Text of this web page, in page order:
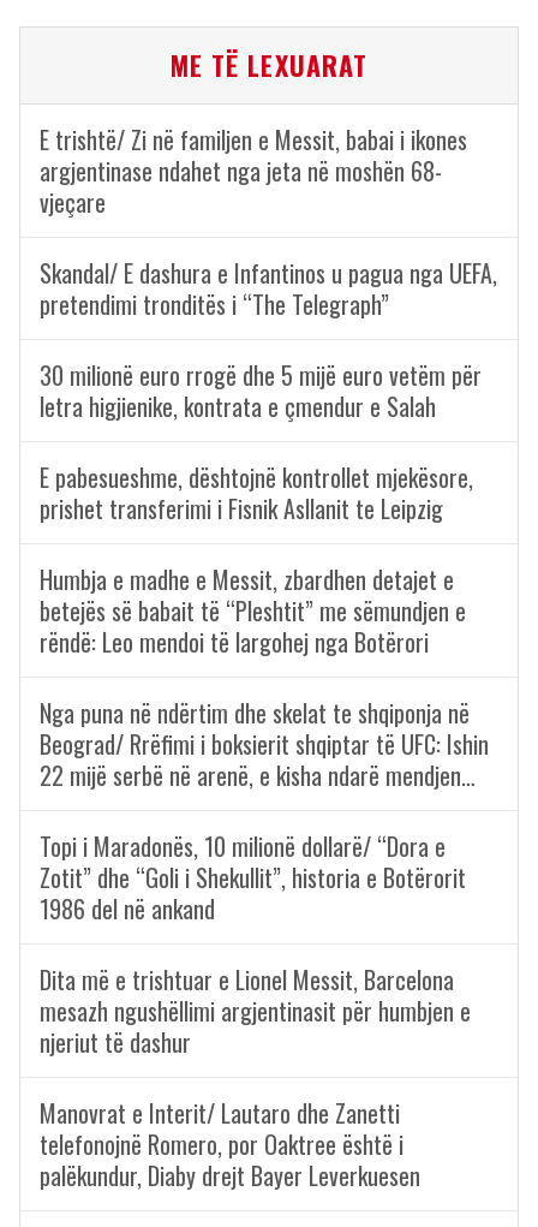
ME TË LEXUARAT
E trishtë/ Zi në familjen e Messit, babai i ikones
argjentinase ndahet nga jeta në moshën 68-
vjeçare
Skandal/ E dashura e Infantinos u pagua nga UEFA,
pretendimi tronditës i “The Telegraph”
30 milionë euro rrogë dhe 5 mijë euro vetëm për
letra higjienike, kontrata e çmendur e Salah
E pabesueshme, dështojnë kontrollet mjekësore,
prishet transferimi i Fisnik Asllanit te Leipzig
Humbja e madhe e Messit, zbardhen detajet e
betejës së babait të “Pleshtit” me sëmundjen e
rëndë: Leo mendoi të largohej nga Botërori
Nga puna në ndërtim dhe skelat te shqiponja në
Beograd/ Rrëfimi i boksierit shqiptar të UFC: Ishin
22 mijë serbë në arenë, e kisha ndarë mendjen…
Topi i Maradonës, 10 milionë dollarë/ “Dora e
Zotit” dhe “Goli i Shekullit”, historia e Botërorit
1986 del në ankand
Dita më e trishtuar e Lionel Messit, Barcelona
mesazh ngushëllimi argjentinasit për humbjen e
njeriut të dashur
Manovrat e Interit/ Lautaro dhe Zanetti
telefonojnë Romero, por Oaktree është i
palëkundur, Diaby drejt Bayer Leverkuesen